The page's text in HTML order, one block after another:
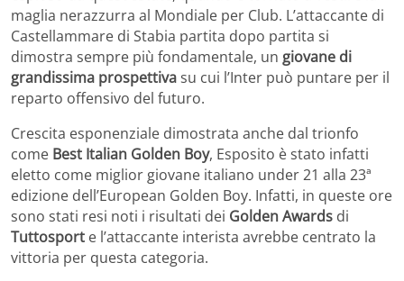
maglia nerazzurra al Mondiale per Club. L’attaccante di
Castellammare di Stabia partita dopo partita si
dimostra sempre più fondamentale, un giovane di
grandissima prospettivasu cui l’Inter può puntare per il
reparto offensivo del futuro.
Crescita esponenziale dimostrata anche dal trionfo
come Best Italian Golden Boy, Esposito è stato infatti
eletto come miglior giovane italiano under 21 alla 23ª
edizione dell’European Golden Boy. Infatti, in queste ore
sono stati resi noti i risultati dei Golden Awards di
Tuttosport e l’attaccante interista avrebbe centrato la
vittoria per questa categoria.